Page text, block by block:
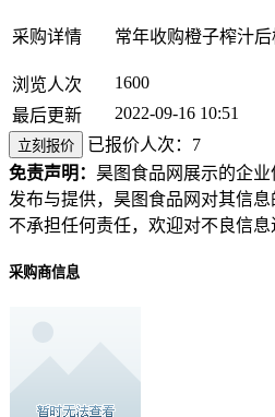
采购详情 常年收购橙子榨汁
浏览人次
1600
最后更新
2022-09-16 10:51
立刻报价
已报价人次：7
免责声明： 昊图食品网展示的企
发布与提供，昊图食品网对其信
不承担任何责任，欢迎对不良信息
采购商信息